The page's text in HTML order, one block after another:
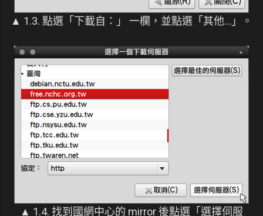
▲ 1.3. 點選「下載自：」 一欄，並點選「其他...」。
▲ 1.4. 找到國網中心的 mirror 後點選「選擇伺服